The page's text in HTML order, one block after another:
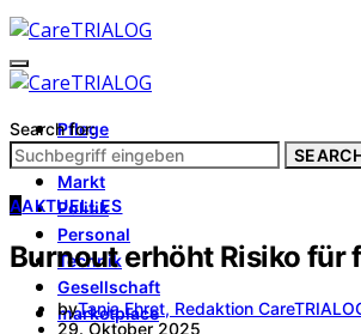
Pflege
Architektur
Markt
Politik
Personal
Technik
Gesellschaft
marketplace
Search for:
AAKTUELLES
Burnout erhöht Risiko für
byTanja Ehret, Redaktion
29. Oktober 2025